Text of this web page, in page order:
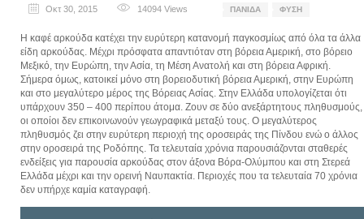
Οκτ 30, 2015 14094 Views ΠΑΝΊΔΑ ΦΎΣΗ
Η καφέ αρκούδα κατέχει την ευρύτερη κατανομή παγκοσμίως από όλα τα άλλα
είδη αρκούδας. Μέχρι πρόσφατα απαντιόταν στη βόρεια Αμερική, στο βόρειο
Μεξικό, την Ευρώπη, την Ασία, τη Μέση Ανατολή και στη βόρεια Αφρική.
Σήμερα όμως, κατοικεί μόνο στη βορειοδυτική βόρεια Αμερική, στην Ευρώπη
και στο μεγαλύτερο μέρος της Βόρειας Ασίας. Στην Ελλάδα υπολογίζεται ότι
υπάρχουν 350 – 400 περίπου άτομα. Ζουν σε δύο ανεξάρτητους πληθυσμούς,
οι οποίοι δεν επικοινωνούν γεωγραφικά μεταξύ τους. Ο μεγαλύτερος
πληθυσμός ζει στην ευρύτερη περιοχή της οροσειράς της Πίνδου ενώ ο άλλος
στην οροσειρά της Ροδόπης. Τα τελευταία χρόνια παρουσιάζονται σταθερές
ενδείξεις για παρουσία αρκούδας στον άξονα Βόρα-Ολύμπου και στη Στερεά
Ελλάδα μέχρι και την ορεινή Ναυπακτία. Περιοχές που τα τελευταία 70 χρόνια
δεν υπήρχε καμία καταγραφή.